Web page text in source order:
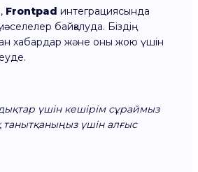
Frontpad интеграциясында
байқалуда. Біздің
хабардар және оны жою үшін
үшін кешірім сұраймыз
үшін алғыс